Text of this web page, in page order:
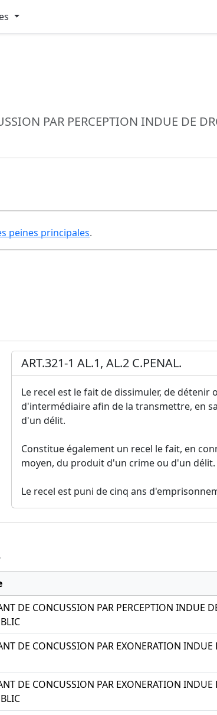
PAR PERCEPTION INDUE DE
peines principales.
ART.321-1 AL.1, AL.2 C.PENAL.
Le recel est le fait de dissimuler, de
d'intermédiaire afin de la transmettre, en
d'un délit.
Constitue également un recel le fait, en
moyen, du produit d'un crime ou d'un délit.
Le recel est puni de cinq ans
DE CONCUSSION PAR PERCEPTION INDUE
DE CONCUSSION PAR EXONERATION
DE CONCUSSION PAR EXONERATION